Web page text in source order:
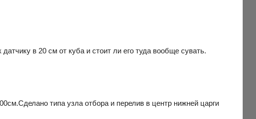
в 20 см от куба и стоит ли его туда вообще сувать.
типа узла отбора и перелив в центр нижней царги